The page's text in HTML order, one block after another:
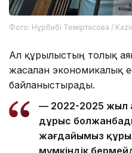
Фото: Нұрбибі Теміртасова /
Ал құрылыстың толық
жасалған экономикалық
байланыстырады.
— 2022-2025 жыл
дұрыс
жағдайымыз
мүмкіндік